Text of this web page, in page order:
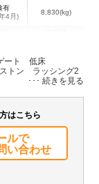
有
4月)
8,830(kg)
ート 低床
トン ラッシング2
はこちら
ルで
い合わせ